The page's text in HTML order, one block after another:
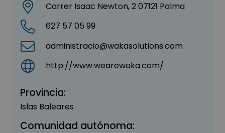
Carrer Isaac Newton, 2 07121 Palma
627 57 05 99
administracio@wakasolutions.com
http://www.wearewaka.com/
Provincia:
Islas Baleares
Comunidad autónoma: